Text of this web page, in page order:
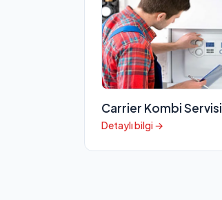
Carrier Kombi Servisi
Detaylı bilgi →